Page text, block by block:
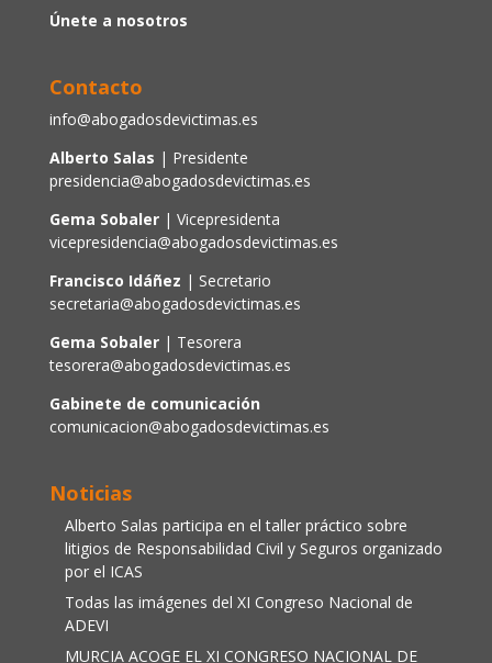
Únete a nosotros
Contacto
info@abogadosdevictimas.es
Alberto Salas | Presidente
presidencia@abogadosdevictimas.es
Gema Sobaler | Vicepresidenta
vicepresidencia@abogadosdevictimas.es
Francisco Idáñez | Secretario
secretaria@abogadosdevictimas.es
Gema Sobaler| Tesorera
tesorera@abogadosdevictimas.es
Gabinete de comunicación
comunicacion@abogadosdevictimas.es
Noticias
Alberto Salas participa en el taller práctico sobre
litigios de Responsabilidad Civil y Seguros organizado
por el ICAS
Todas las imágenes del XI Congreso Nacional de
ADEVI
MURCIA ACOGE EL XI CONGRESO NACIONAL DE